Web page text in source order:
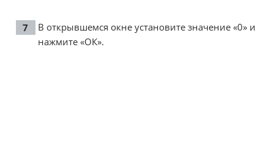
В открывшемся окне установите значение «0» и
нажмите «ОК».